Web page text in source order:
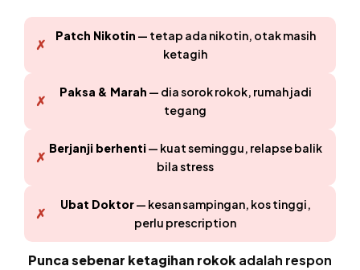
✗
Patch Nikotin — tetap ada nikotin, otak masih
ketagih
✗
Paksa & Marah — dia sorok rokok, rumah jadi
tegang
✗
Berjanji berhenti— kuat seminggu, relapse balik
bila stress
✗
Ubat Doktor— kesan sampingan, kos tinggi,
perlu prescription
Punca sebenar ketagihan rokok adalah respon